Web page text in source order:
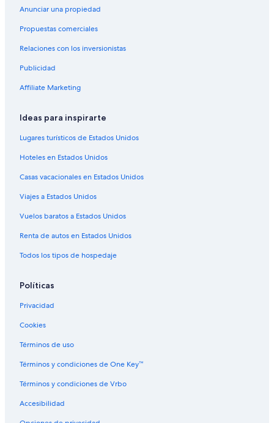
Anunciar una propiedad
Propuestas comerciales
Relaciones con los inversionistas
Publicidad
Affiliate Marketing
Ideas para inspirarte
Lugares turísticos de Estados Unidos
Hoteles en Estados Unidos
Casas vacacionales en Estados Unidos
Viajes a Estados Unidos
Vuelos baratos a Estados Unidos
Renta de autos en Estados Unidos
Todos los tipos de hospedaje
Políticas
Privacidad
Cookies
Términos de uso
Términos y condiciones de One Key™
Términos y condiciones de Vrbo
Accesibilidad